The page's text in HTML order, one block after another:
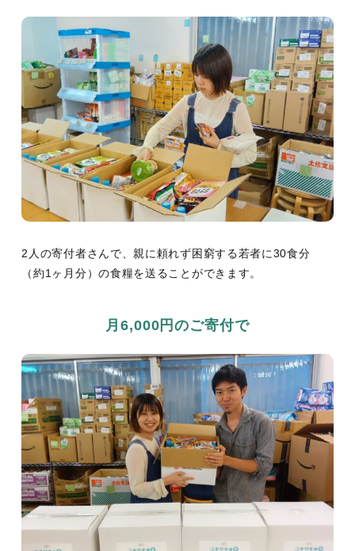
2人の寄付者さんで、親に頼れず困窮する若者に30食分
（約1ヶ月分）の食糧を送ることができます。
月6,000円のご寄付で